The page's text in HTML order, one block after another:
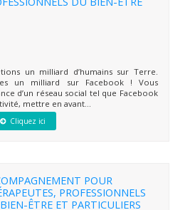
un milliard d’humains sur Terre.
un milliard sur Facebook ! Vous
d’un réseau social tel que Facebook
mettre en avant...
Cliquez ici
POUR
PROFESSIONNELS
ÊTRE ET PARTICULIERS